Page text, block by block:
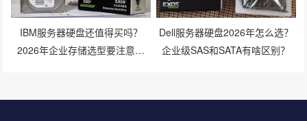
IBM服务器硬盘还值得买吗？
2026年企业存储选型要注意什
Dell服务器硬盘2026年怎么选？
企业级SAS和SATA有啥区别？